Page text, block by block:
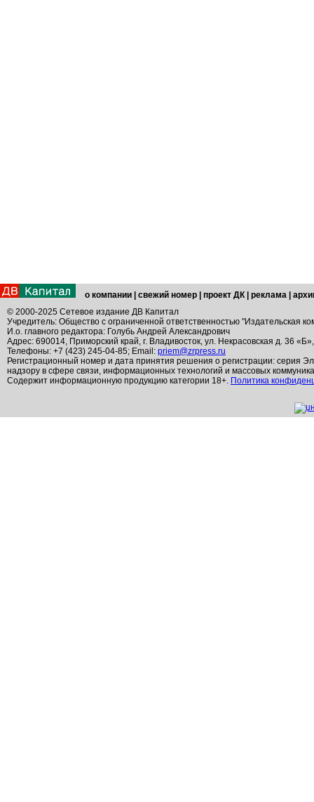
о компании свежий номер проект ДК реклама
© 2000-2025 Сетевое издание ДВ Капитал
Учредитель: Общество с ограниченной ответственностью "Издательская
И.о. главного редактора: Голубь Андрей Александрович
Адрес: 690014, Приморский край, г. Владивосток, ул. Некрасовская д. 36
Телефоны: +7 (423) 245-04-85; Email: priem@zrpress.ru
Регистрационный номер и дата принятия решения о регистрации: серия
надзору в сфере связи, информационных технологий и массовых
Содержит информационную продукцию категории 18+. Политика